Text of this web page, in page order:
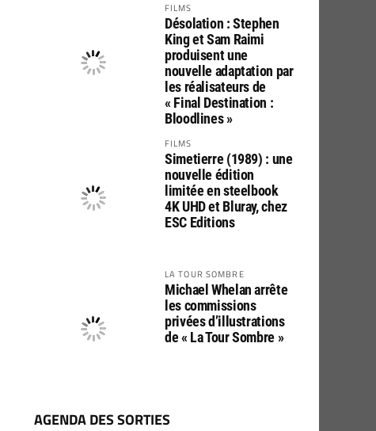
FILMS
Désolation : Stephen
King et Sam Raimi
produisent une
nouvelle adaptation par
les réalisateurs de
« Final Destination :
Bloodlines »
FILMS
Simetierre (1989) : une
nouvelle édition
limitée en steelbook
4K UHD et Bluray, chez
ESC Editions
LA TOUR SOMBRE
Michael Whelan arrête
les commissions
privées d’illustrations
de « La Tour Sombre »
AGENDA DES SORTIES